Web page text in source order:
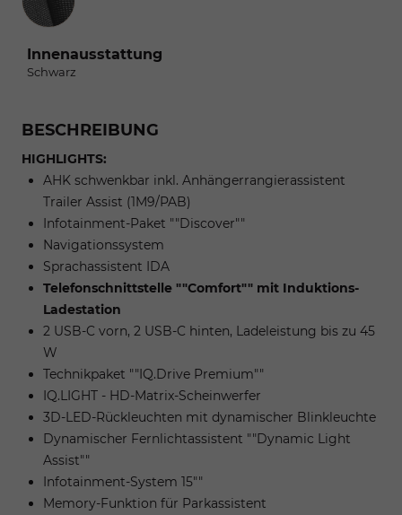
Innenausstattung
Schwarz
BESCHREIBUNG
HIGHLIGHTS:
AHK schwenkbar inkl. Anhängerrangierassistent
Trailer Assist (1M9/PAB)
Infotainment-Paket ""Discover""
Navigationssystem
Sprachassistent IDA
Telefonschnittstelle ""Comfort"" mit Induktions-
Ladestation
2 USB-C vorn, 2 USB-C hinten, Ladeleistung bis zu 45
W
Technikpaket ""IQ.Drive Premium""
IQ.LIGHT - HD-Matrix-Scheinwerfer
3D-LED-Rückleuchten mit dynamischer Blinkleuchte
Dynamischer Fernlichtassistent ""Dynamic Light
Assist""
Infotainment-System 15""
Memory-Funktion für Parkassistent